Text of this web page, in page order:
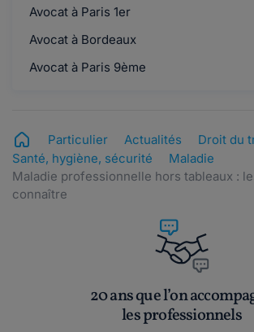
Avocat à Paris 1er
Avocat à Bordeaux
Avocat à Paris 9ème
Particulier Actualités
Droit du
Santé, hygiène, sécurité
Maladie
Maladie professionnelle hors tableaux :
connaître
20 ans que l’on
les professionnels